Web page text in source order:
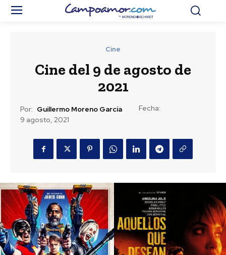
Cine
Cine del 9 de agosto de
2021
Por: Guillermo Moreno García
Fecha:
9 agosto, 2021